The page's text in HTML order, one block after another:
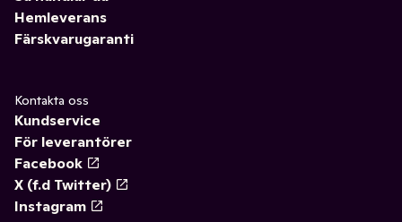
Hemleverans
Färskvarugaranti
Kontakta oss
Kundservice
För leverantörer
Facebook
X (f.d Twitter)
Instagram